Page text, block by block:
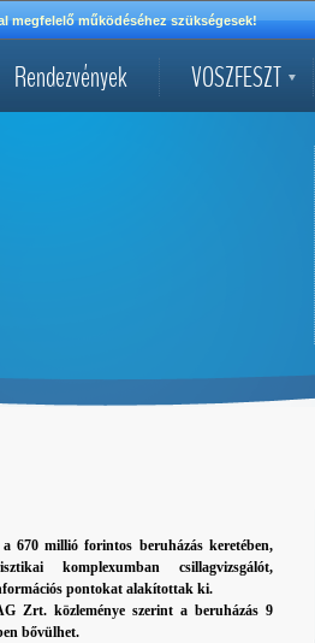
megfelelő működéséhez szükségesek!
Rendezvények VOSZFESZT
670 millió forintos beruházás keretében,
komplexumban csillagvizsgálót,
pontokat alakítottak ki.
Zrt. közleménye szerint a beruházás 9
bővülhet.